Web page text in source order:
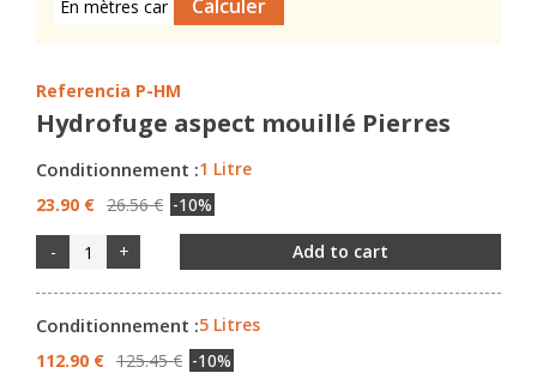
Hydrofuge aspect mouillé Pierres
Referencia P-HM
Conditionnement :1 Litre
23.90 € 26.56 € -10%
- + Add to cart
Conditionnement :5 Litres
112.90 € 125.45 € -10%